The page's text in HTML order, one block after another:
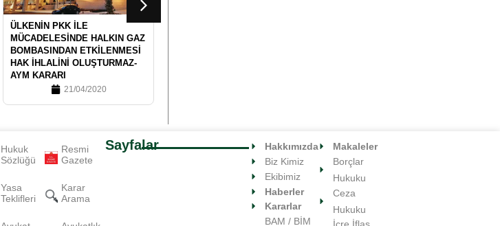
ÜLKENIN PKK İLE
MÜCADELESINDE HALKIN GAZ
BOMBASINDAN ETKILENMESI
HAK İHLALINI OLUŞTURMAZ-
AYM KARARI
21/04/2020
Hukuk
Sözlüğü
Yasa
Teklifleri
Resmi
Gazete
Karar
Arama
Sayfalar
Hakkımızda
Biz Kimiz
Ekibimiz
Haberler
Kararlar
BAM / BİM
Makaleler
Borçlar
Hukuku
Ceza
Hukuku